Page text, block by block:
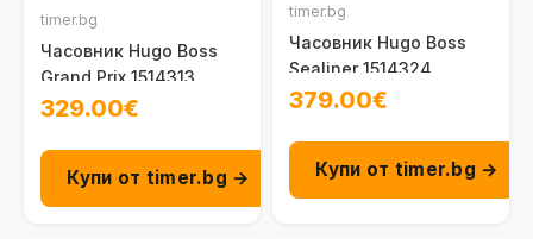
timer.bg
Часовник Hugo Boss
Grand Prix 1514313
329.00€
Купи от timer.bg →
timer.bg
Часовник Hugo Boss
Sealiner 1514324
379.00€
Купи от timer.bg →